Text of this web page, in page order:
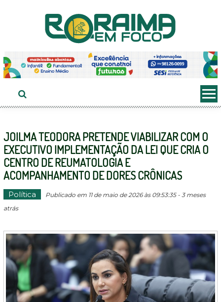
JOILMA TEODORA PRETENDE VIABILIZAR COM O
EXECUTIVO IMPLEMENTAÇÃO DA LEI QUE CRIA O
CENTRO DE REUMATOLOGIA E
ACOMPANHAMENTO DE DORES CRÔNICAS
Política
Publicado em 11 de maio de 2026 às 09:53:35 - 3 meses
atrás